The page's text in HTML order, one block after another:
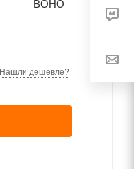
Нашли дешевле?